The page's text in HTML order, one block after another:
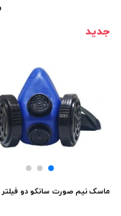
جدید
ماسک نیم صورت سانکو دو فیلتر